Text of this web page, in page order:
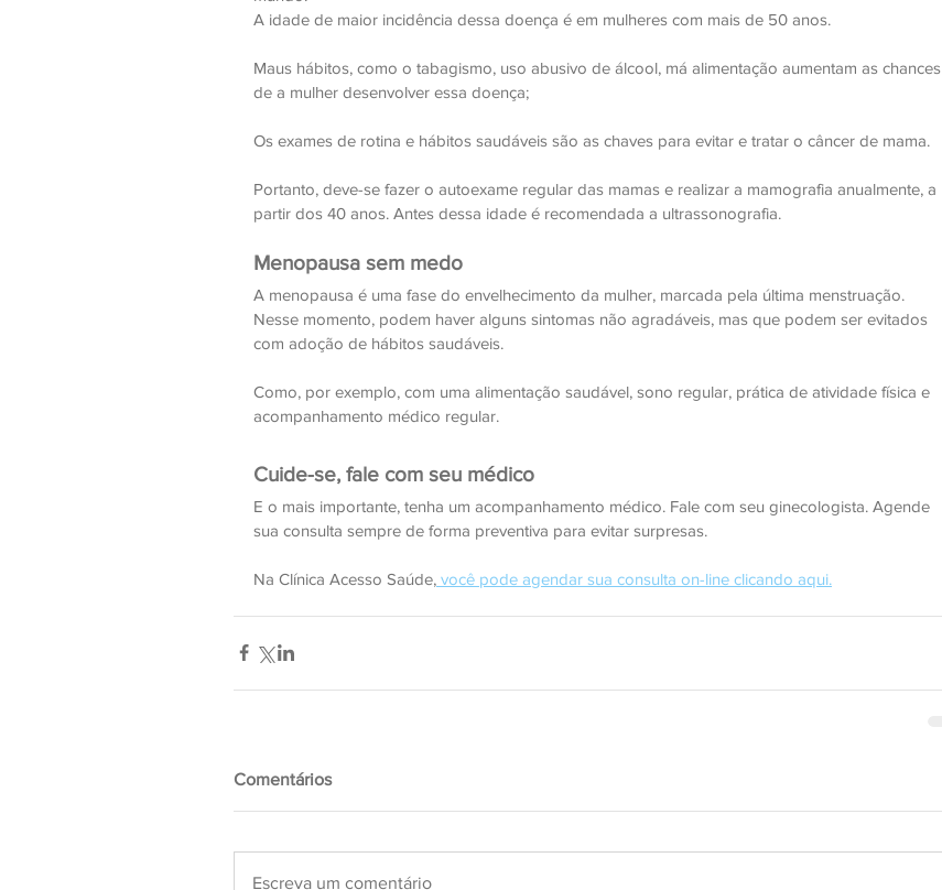
A idade de maior incidência dessa doença é em mulheres com mais de 50 anos.
Maus hábitos, como o tabagismo, uso abusivo de álcool, má alimentação aumentam as chances
de a mulher desenvolver essa doença;
Os exames de rotina e hábitos saudáveis são as chaves para evitar e tratar o câncer de mama.
Portanto, deve-se fazer o autoexame regular das mamas e realizar a mamografia anualmente, a
partir dos 40 anos. Antes dessa idade é recomendada a ultrassonografia.
Menopausa sem medo
A menopausa é uma fase do envelhecimento da mulher, marcada pela última menstruação.
Nesse momento, podem haver alguns sintomas não agradáveis, mas que podem ser evitados
com adoção de hábitos saudáveis.
Como, por exemplo, com uma alimentação saudável, sono regular, prática de atividade física e
acompanhamento médico regular.
Cuide-se, fale com seu médico
E o mais importante, tenha um acompanhamento médico. Fale com seu ginecologista. Agende
sua consulta sempre de forma preventiva para evitar surpresas.
Na Clínica Acesso Saúde, você pode agendar sua consulta on-line clicando aqui.
Comentários
Escreva um comentário